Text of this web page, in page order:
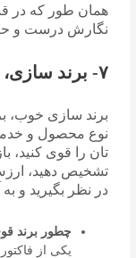
نگارش درست و
۷- برند سازی، سکوی پرش شماست
برند سازی خوب،
نوع محصول و
تان را قوی کنید،
تشخیص دهید،
در نظر بگیرید و
چطور برند
یکی از